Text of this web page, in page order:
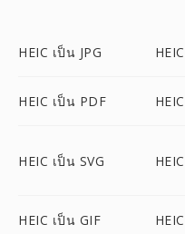
HEIC เป็น JPG
HEIC เป็น PDF
HEIC เป็น SVG
HEIC เป็น GIF